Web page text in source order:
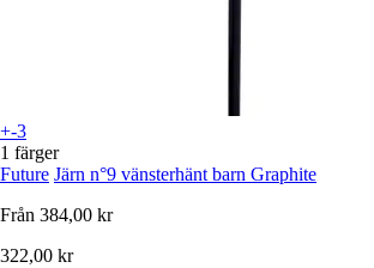
+-3
1 färger
Future Järn n°9 vänsterhänt barn Graphite
Från 384,00 kr
322,00 kr